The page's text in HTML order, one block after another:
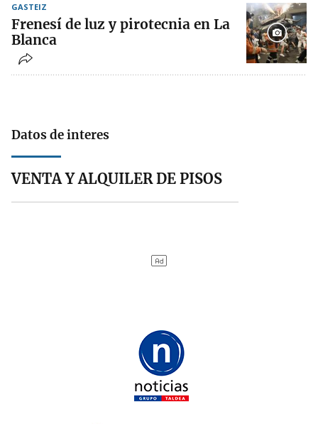
GASTEIZ
Frenesí de luz y pirotecnia en La
Blanca
Datos de interes
VENTA Y ALQUILER DE PISOS